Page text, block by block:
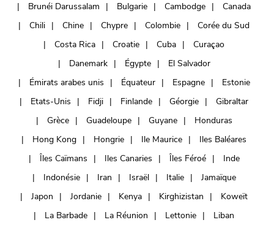
Brunéi Darussalam
Bulgarie Cambodge
Canada
Chili
Chine Chypre Colombie
Corée du Sud
Costa Rica
Croatie Cuba
Curaçao
Danemark
Égypte
El Salvador
Émirats arabes unis
Équateur Espagne
Estonie
Etats-Unis
Fidji Finlande Géorgie
Gibraltar
Grèce
Guadeloupe Guyane
Honduras
Hong Kong
Hongrie Ile Maurice
Iles Baléares
Îles Caïmans
Iles Canaries Îles Féroé
Inde
Indonésie
Iran Israël Italie
Jamaïque
Japon
Jordanie Kenya Kirghizistan
Koweït
La Barbade
La Réunion Lettonie
Liban